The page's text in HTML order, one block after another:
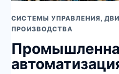
СИСТЕМЫ УПРАВЛЕНИЯ,
ПРОИЗВОДСТВА